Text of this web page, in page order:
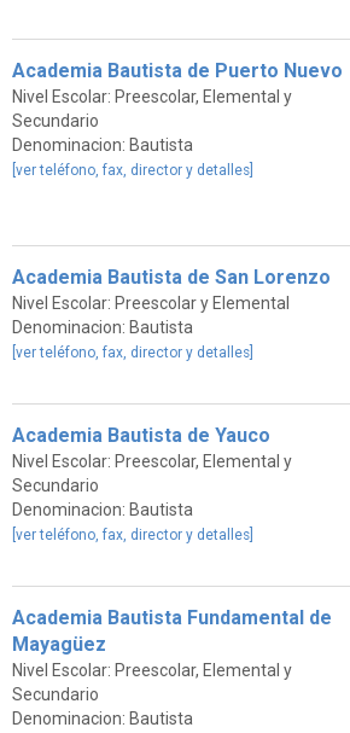
Academia Bautista de Puerto Nuevo
Nivel Escolar: Preescolar, Elemental y
Secundario
Denominacion: Bautista
[ver teléfono, fax, director y detalles]
Academia Bautista de San Lorenzo
Nivel Escolar: Preescolar y Elemental
Denominacion: Bautista
[ver teléfono, fax, director y detalles]
Academia Bautista de Yauco
Nivel Escolar: Preescolar, Elemental y
Secundario
Denominacion: Bautista
[ver teléfono, fax, director y detalles]
Academia Bautista Fundamental de
Mayagüez
Nivel Escolar: Preescolar, Elemental y
Secundario
Denominacion: Bautista